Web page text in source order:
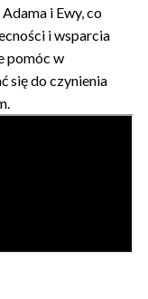
i Ewy, co
i wsparcia
pomóc w
się do czynienia